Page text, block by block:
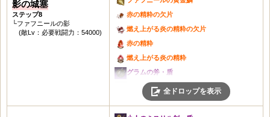
くちばしの靴
色あせた城塞の靴
銅の首飾り
銅の腕輪
銅の指輪
銅装飾のベルト
汚染された石の角笛
古城の角笛
マナハイムの兜
マナハイムの兜
くちばしの鎧
マナハイムの鎧
くちばしの手袋
信仰の手袋
色あせた城塞の手袋
くちばしの靴
冒険者のワンド
信仰のワンド
冒険者の弓
信仰の弓
冒険者の短剣
信仰の短剣
冒険者の杖
信仰の杖
城塞の槍・盾
灰色の双斧
城塞の双斧
灰色の兜
城塞の兜
灰色の鎧
城塞の鎧
灰色の短剣
城塞の短剣
灰色の杖
城塞の杖
城塞のメイス・盾
灰色の槍・盾
亡者の叫びの斧・盾
亡者の叫びの戦斧
亡者の叫びのワンド
亡者の叫びの弓
亡者の叫びの短剣
亡者の叫びの杖
亡者の叫びのメイス・盾
亡者の叫びの槍・盾
亡者の叫びの双斧
影の城塞
ステップ8
└ファフニールの影
(敵Lv：必要戦闘力：54000)
赤の精粋の欠片
燃え上がる炎の精粋の欠片
赤の精粋
燃え上がる炎の精粋
グラムの斧・盾
グラムの戦斧
グラムの魔法球
グラムのワンド
全ドロップを表示